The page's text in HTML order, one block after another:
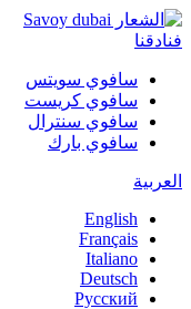
فنادقنا
سافوي سويتس
سافوي كريست
سافوي سنترال
سافوي بارك
العربية
English
Français
Italiano
Deutsch
Русский